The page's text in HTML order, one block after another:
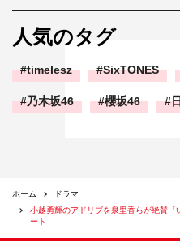
人気のタグ
timelesz SixTONES
乃木坂46 櫻坂46
ホーム
ドラマ
小越勇輝のアドリブを泉里香らが絶賛
ート